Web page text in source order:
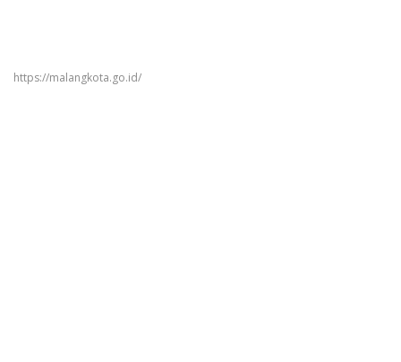
https://malangkota.go.id/